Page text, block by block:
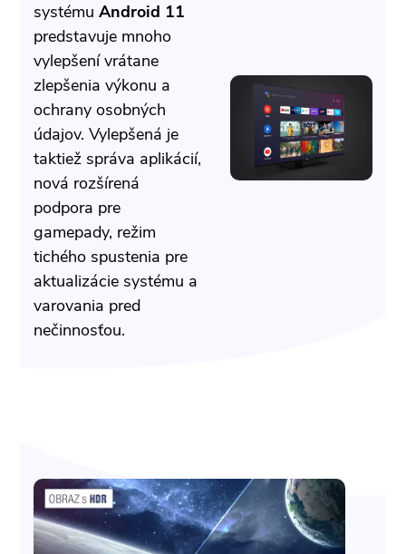
systému Android 11
predstavuje mnoho
vylepšení vrátane
zlepšenia výkonu a
ochrany osobných
údajov. Vylepšená je
taktiež správa aplikácií,
nová rozšírená
podpora pre
gamepady, režim
tichého spustenia pre
aktualizácie systému a
varovania pred
nečinnosťou.